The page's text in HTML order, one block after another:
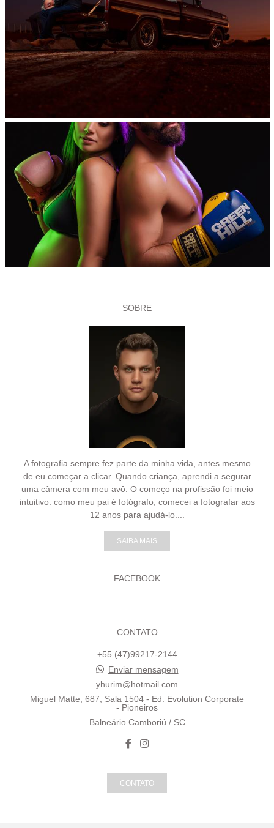
SOBRE
A fotografia sempre fez parte da minha vida, antes mesmo
de eu começar a clicar. Quando criança, aprendi a segurar
uma câmera com meu avô. O começo na profissão foi meio
intuitivo: como meu pai é fotógrafo, comecei a fotografar aos
12 anos para ajudá-lo....
SAIBA MAIS
FACEBOOK
CONTATO
+55 (47)99217-2144
Enviar mensagem
yhurim@hotmail.com
Miguel Matte, 687, Sala 1504 - Ed. Evolution Corporate
- Pioneiros
Balneário Camboriú / SC
CONTATO